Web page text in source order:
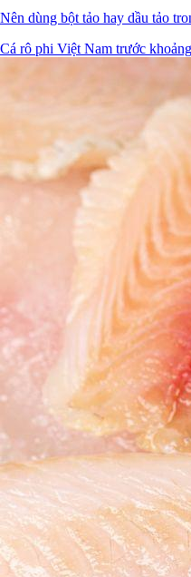
Nên dùng bột tảo hay dầu tảo
Cá rô phi Việt Nam trước